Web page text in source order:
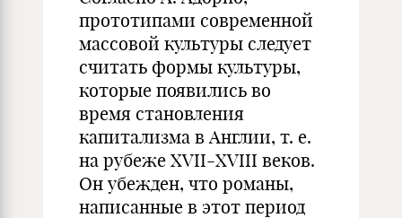
прототипами современной
массовой культуры следует
считать формы культуры,
которые появились во
время становления
капитализма в Англии, т. е.
на рубеже XVII-XVIII веков.
Он убежден, что романы,
написанные в этот период